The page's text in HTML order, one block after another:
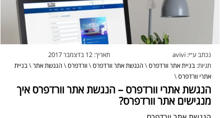
נכתב ע״י: תאריך:
תגיות: בניית אתר וורדפרס\ הנגשת אתר וורדפרס\ וורדפרס\ הנגשת אתר\בניית
אתרי וורדפרס\
הנגשת אתרי וורדפרס – הנגשת אתר וורדפרס איך
מנגישים אתר וורדפרס?